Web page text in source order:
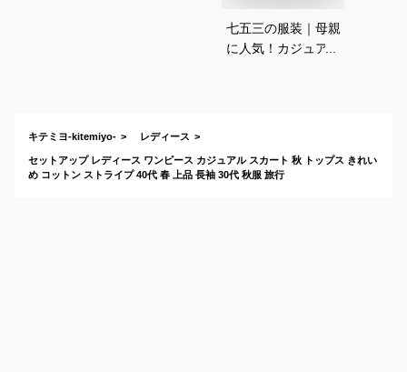
七五三の服装｜母親
に人気！カジュアル
キテミヨ-kitemiyo- レディース
セットアップ レディース ワンピース カジュアル スカート 秋 トップス きれい
め コットン ストライプ 40代 春 上品 長袖 30代 秋服 旅行